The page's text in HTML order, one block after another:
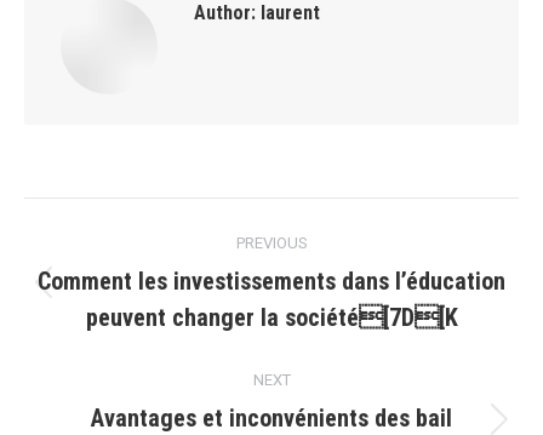
Author: laurent
navigation
PREVIOUS
post:
Comment les investissements dans l’éducation
peuvent changer la société[7D[K
NEXT
Avantages et inconvénients des bail